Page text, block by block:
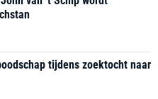
tijdens zoektocht naar